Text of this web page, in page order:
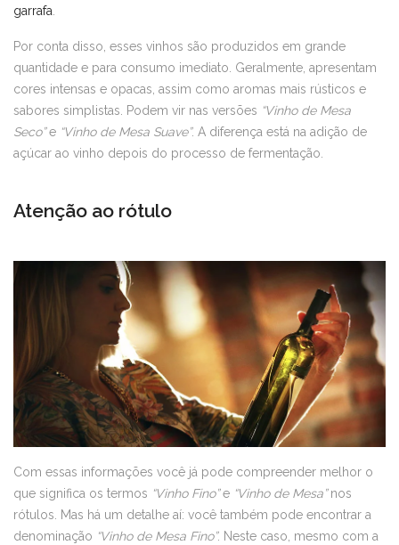
garrafa.
Por conta disso, esses vinhos são produzidos em grande
quantidade e para consumo imediato. Geralmente, apresentam
cores intensas e opacas, assim como aromas mais rústicos e
sabores simplistas. Podem vir nas versões “Vinho de Mesa
Seco”e “Vinho de Mesa Suave”. A diferença está na adição de
açúcar ao vinho depois do processo de fermentação.
Atenção ao rótulo
Com essas informações você já pode compreender melhor o
que significa os termos “Vinho Fino”e “Vinho de Mesa”nos
rótulos. Mas há um detalhe aí: você também pode encontrar a
denominação “Vinho de Mesa Fino”. Neste caso, mesmo com a